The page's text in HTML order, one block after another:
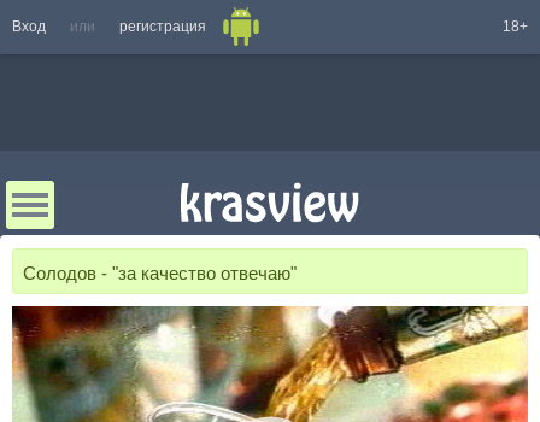
Вход или регистрация 18+
Солодов - "за качество отвечаю"